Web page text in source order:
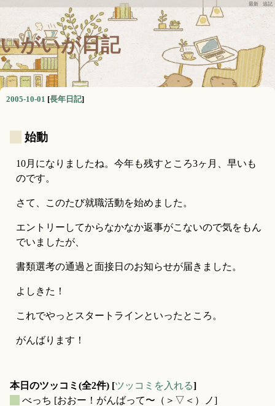
最新 追記
いがいが日記
2005-10-01 [長年日記]
始動
10月になりましたね。今年も残すところ3ヶ月、早いも
のです。
さて、このたび就職活動を始めました。
エントリーしてからなかなか返事がこないので気をもん
でいましたが、
書類選考の通過と面接日のお知らせが届きました。
よしきた！
これでやっとスタートラインといったところ。
がんばります！
本日のツッコミ(全2件) [ツッコミを入れる]
べっち [おおー！がんばって〜（＞▽＜）ノ]